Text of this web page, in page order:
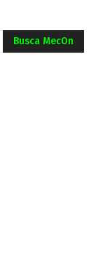
Busca MecOn